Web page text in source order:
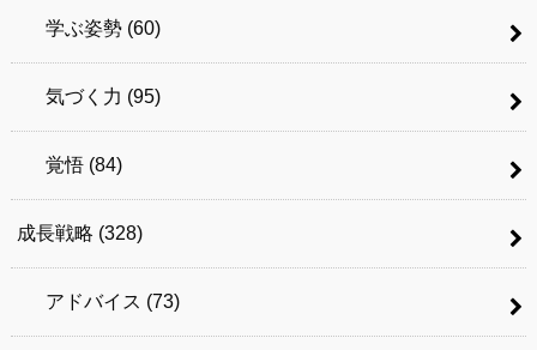
学ぶ姿勢 (60)
気づく力 (95)
覚悟 (84)
成長戦略 (328)
アドバイス (73)